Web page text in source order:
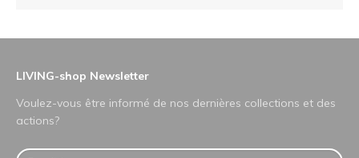
LIVING-shop Newsletter
Voulez-vous être informé de nos dernières collections et des
actions?